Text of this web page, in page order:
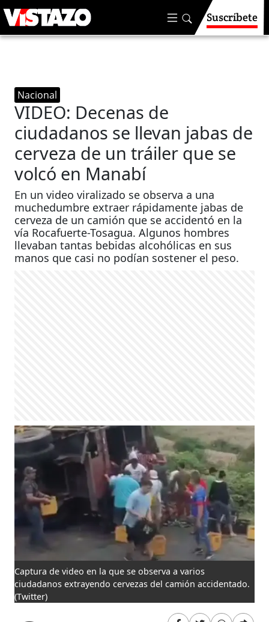
Suscríbete
Nacional
VIDEO: Decenas de
ciudadanos se llevan jabas de
cerveza de un tráiler que se
volcó en Manabí
En un video viralizado se observa a una
muchedumbre extraer rápidamente jabas de
cerveza de un camión que se accidentó en la
vía Rocafuerte-Tosagua. Algunos hombres
llevaban tantas bebidas alcohólicas en sus
manos que casi no podían sostener el peso.
Captura de video en la que se observa a varios
ciudadanos extrayendo cervezas del camión accidentado.
(Twitter)